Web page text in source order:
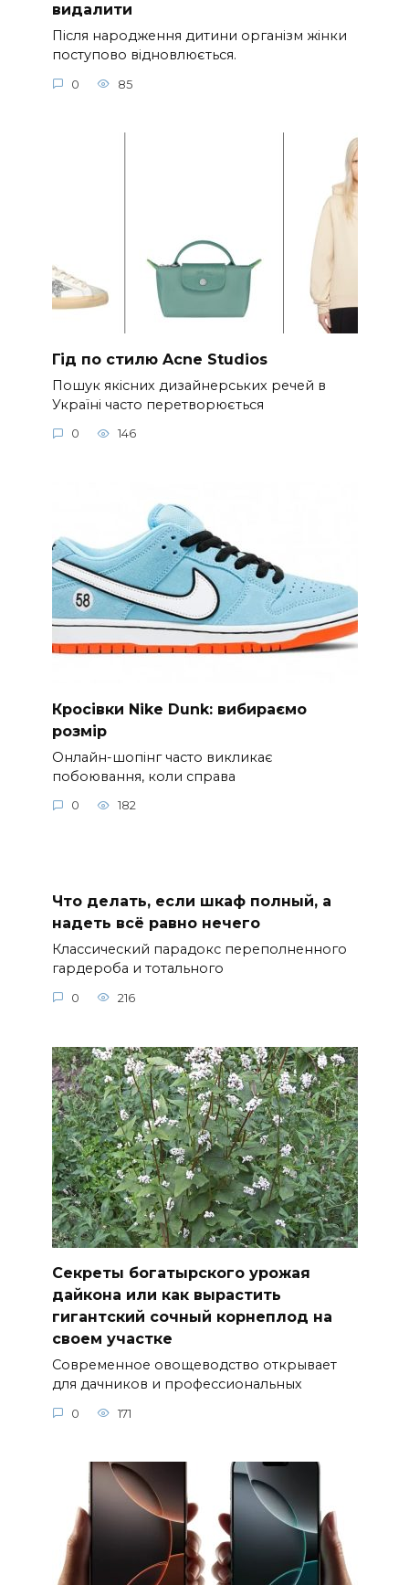
видалити
Після народження дитини організм жінки
поступово відновлюється.
0 85
Гід по стилю Acne Studios
Пошук якісних дизайнерських речей в
Україні часто перетворюється
0 146
Кросівки Nike Dunk: вибираємо
розмір
Онлайн-шопінг часто викликає
побоювання, коли справа
0 182
Что делать, если шкаф полный, а
надеть всё равно нечего
Классический парадокс переполненного
гардероба и тотального
0 216
Секреты богатырского урожая
дайкона или как вырастить
гигантский сочный корнеплод на
своем участке
Современное овощеводство открывает
для дачников и профессиональных
0 171